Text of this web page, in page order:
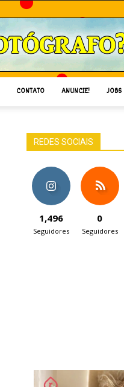
CONTATO ANUNCIE! JOBS
REDES SOCIAIS
1,496
Seguidores
0
Seguidores